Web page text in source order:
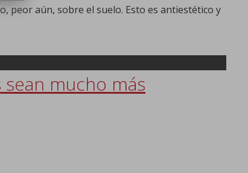
peor aún, sobre el suelo. Esto es antiestético y
mucho más